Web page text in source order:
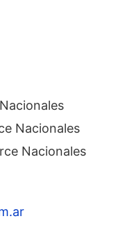
Nacionales
Nacionales